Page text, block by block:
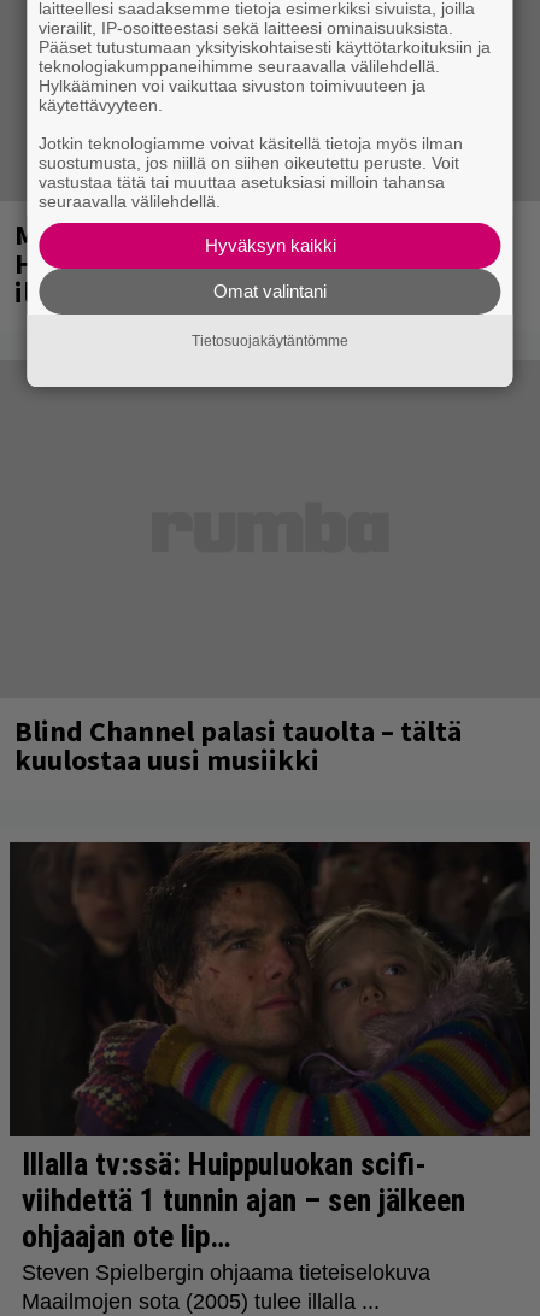
Mainio ohjelmatoimisto juhlii
Helsingissä 10-vuotista taivaltaan –
ilmaistapahtumassa loistoesiintyjät
Blind Channel palasi tauolta – tältä
kuulostaa uusi musiikki
laitteellesi saadaksemme tietoja esimerkiksi sivuista, joilla
vierailit, IP-osoitteestasi sekä laitteesi ominaisuuksista.
Pääset tutustumaan yksityiskohtaisesti käyttötarkoituksiin ja
teknologiakumppaneihimme seuraavalla välilehdellä.
Hylkääminen voi vaikuttaa sivuston toimivuuteen ja
käytettävyyteen.
Jotkin teknologiamme voivat käsitellä tietoja myös ilman
suostumusta, jos niillä on siihen oikeutettu peruste. Voit
vastustaa tätä tai muuttaa asetuksiasi milloin tahansa
seuraavalla välilehdellä.
Hyväksyn kaikki
Omat valintani
Tietosuojakäytäntömme